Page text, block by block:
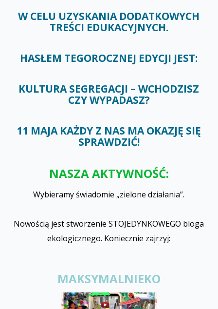
W CELU UZYSKANIA DODATKOWYCH
TREŚCI EDUKACYJNYCH.
HASŁEM TEGOROCZNEJ EDYCJI JEST:
KULTURA SEGREGACJI – WCHODZISZ
CZY WYPADASZ?
11 MAJA KAŻDY Z NAS MA OKAZJĘ SIĘ
SPRAWDZIĆ!
NASZA AKTYWNOŚĆ:
Wybieramy świadomie „zielone działania”.
Nowością jest stworzenie STOJEDYNKOWEGO bloga
ekologicznego. Koniecznie zajrzyj:
MAKSYMALNIEKO